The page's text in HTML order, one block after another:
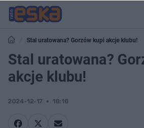
Stal uratowana? Gorzów kupi akcje klubu!
Stal uratowana?
akcje klubu!
2024-12-17 16:16